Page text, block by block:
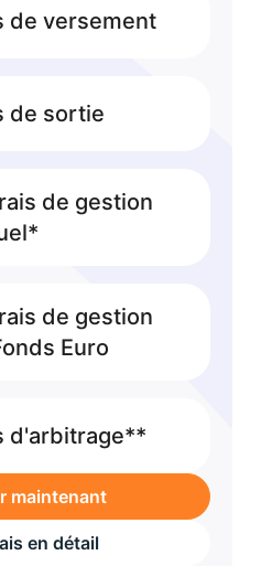
de versement
de sortie
de gestion
de gestion
Euro
d'arbitrage**
maintenant
en détail